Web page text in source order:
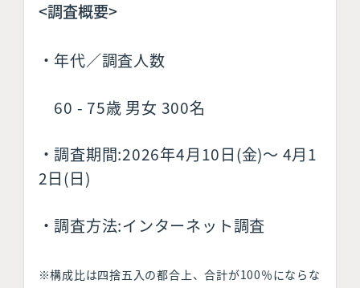
<調査概要>
・年代／調査人数
60 - 75歳 男女 300名
・調査期間:2026年4月10日(金)〜 4月1
2日(日)
・調査方法:インターネット調査
※構成比は四捨五入の都合上、合計が100％にならな